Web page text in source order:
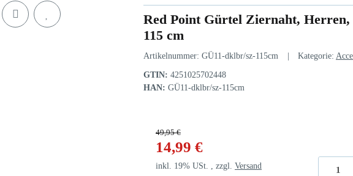
Red Point Gürtel Ziernaht,
115 cm
Artikelnummer: GÜ11-dklbr/sz-115cm Kategorie:
GTIN: 4251025702448
HAN: GÜ11-dklbr/sz-115cm
49,95 €
14,99 €
inkl. 19% USt. , zzgl. Versand